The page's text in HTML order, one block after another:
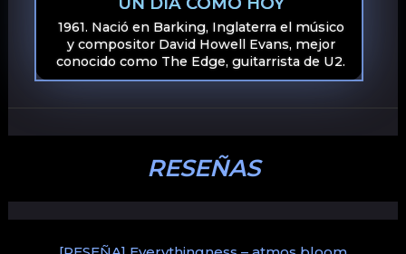
1961. Nació en Barking, Inglaterra el músico
y compositor David Howell Evans, mejor
conocido como The Edge, guitarrista de U2.
RESEÑAS